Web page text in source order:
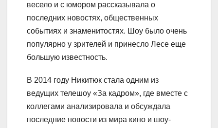
весело и с юмором рассказывала о
последних новостях, общественных
событиях и знаменитостях. Шоу было очень
популярно у зрителей и принесло Лесе еще
большую известность.
В 2014 году Никитюк стала одним из
ведущих телешоу «За кадром», где вместе с
коллегами анализировала и обсуждала
последние новости из мира кино и шоу-